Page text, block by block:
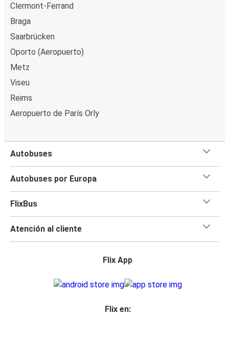
Vila Real
Mannheim
Vila Real
Vila Real
Vila Real
Clermont-Ferrand
Braga
Saarbrücken
Oporto (Aeropuerto)
Metz
Viseu
Reims
Aeropuerto de París Orly
Autobuses
Autobuses por Europa
FlixBus
Atención al cliente
Flix App
Flix en: